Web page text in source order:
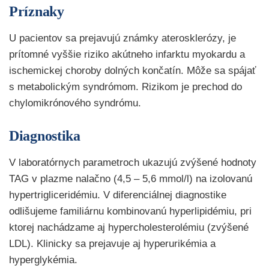
Príznaky
U pacientov sa prejavujú známky aterosklerózy, je
prítomné vyššie riziko akútneho infarktu myokardu a
ischemickej choroby dolných končatín. Môže sa spájať
s metabolickým syndrómom. Rizikom je prechod do
chylomikrónového syndrómu.
Diagnostika
V laboratórnych parametroch ukazujú zvýšené hodnoty
TAG v plazme nalačno (4,5 – 5,6 mmol/l) na izolovanú
hypertrigliceridémiu. V diferenciálnej diagnostike
odlišujeme familiárnu kombinovanú hyperlipidémiu, pri
ktorej nachádzame aj hypercholesterolémiu (zvýšené
LDL). Klinicky sa prejavuje aj hyperurikémia a
hyperglykémia.